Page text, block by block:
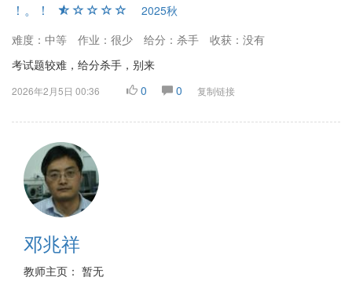
！。！
2025秋
难度：中等
作业：很少 给分：杀手
收获：没有
考试题较难，给分杀手，别来
2026年2月5日 00:36 0 0 复制链接
邓兆祥
教师主页： 暂无